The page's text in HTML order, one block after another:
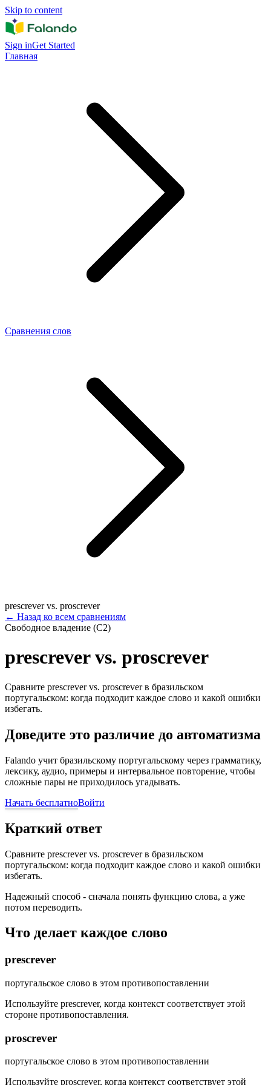
Skip to content
Sign inGet Started
Главная
Сравнения слов
prescrever vs. proscrever
← Назад ко всем сравнениям
Свободное владение (C2)
prescrever vs. proscrever
Сравните prescrever vs. proscrever в бразильском
португальском: когда подходит каждое слово и какой ошибки
избегать.
Доведите это различие до автоматизма
Falando учит бразильскому португальскому через грамматику,
лексику, аудио, примеры и интервальное повторение, чтобы
сложные пары не приходилось угадывать.
Начать бесплатноВойти
Краткий ответ
Сравните prescrever vs. proscrever в бразильском
португальском: когда подходит каждое слово и какой ошибки
избегать.
Надежный способ - сначала понять функцию слова, а уже
потом переводить.
Что делает каждое слово
prescrever
португальское слово в этом противопоставлении
Используйте prescrever, когда контекст соответствует этой
стороне противопоставления.
proscrever
португальское слово в этом противопоставлении
Используйте proscrever, когда контекст соответствует этой